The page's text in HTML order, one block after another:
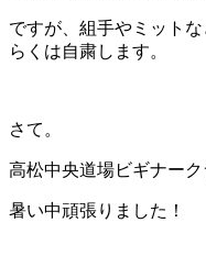
ですが、組手やミット
らくは自粛します。
さて。
高松中央道場ビギナーク
暑い中頑張りました！